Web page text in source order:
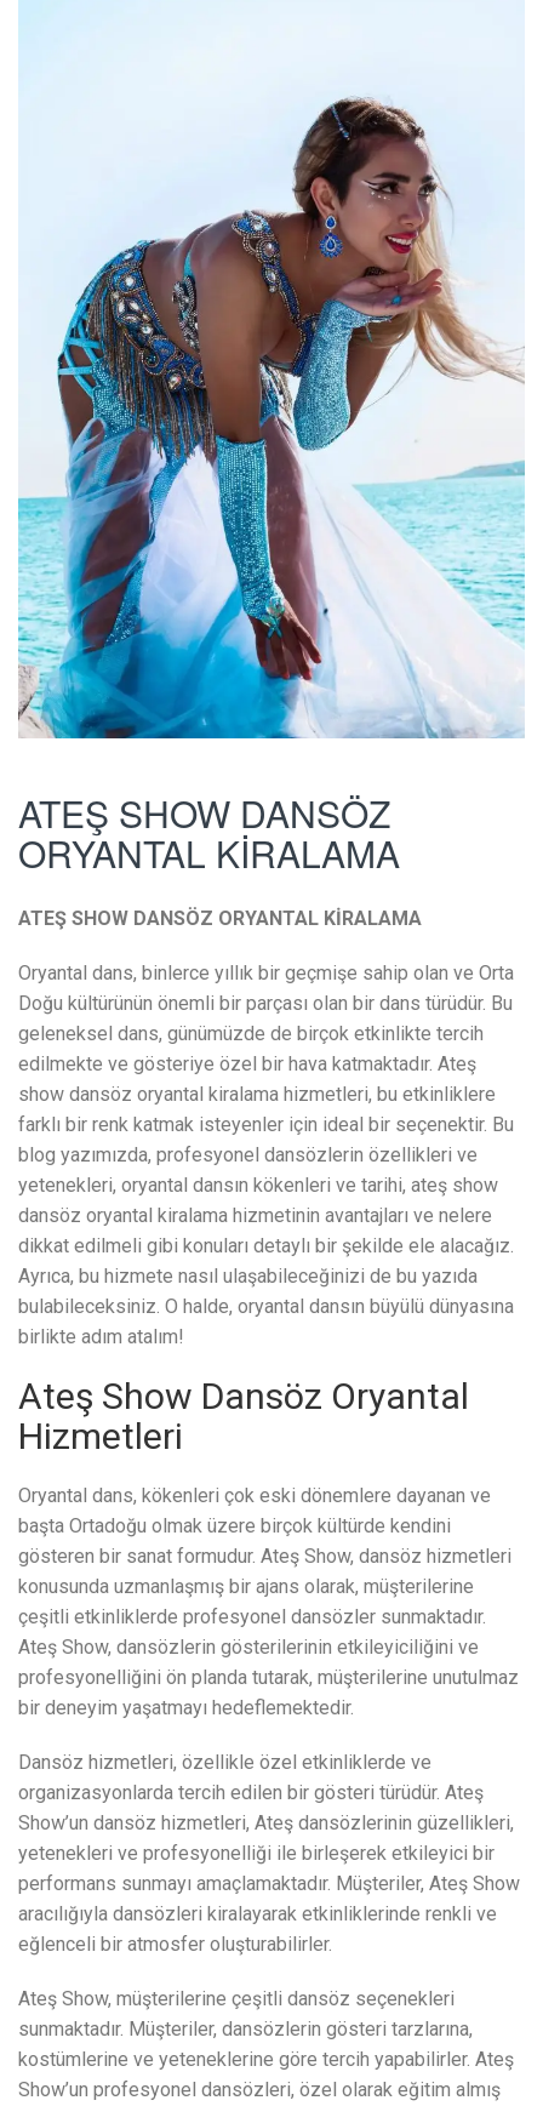
ATEŞ SHOW DANSÖZ
ORYANTAL KİRALAMA
ATEŞ SHOW DANSÖZ ORYANTAL KİRALAMA
Oryantal dans, binlerce yıllık bir geçmişe sahip olan ve Orta
Doğu kültürünün önemli bir parçası olan bir dans türüdür. Bu
geleneksel dans, günümüzde de birçok etkinlikte tercih
edilmekte ve gösteriye özel bir hava katmaktadır. Ateş
show dansöz oryantal kiralama hizmetleri, bu etkinliklere
farklı bir renk katmak isteyenler için ideal bir seçenektir. Bu
blog yazımızda, profesyonel dansözlerin özellikleri ve
yetenekleri, oryantal dansın kökenleri ve tarihi, ateş show
dansöz oryantal kiralama hizmetinin avantajları ve nelere
dikkat edilmeli gibi konuları detaylı bir şekilde ele alacağız.
Ayrıca, bu hizmete nasıl ulaşabileceğinizi de bu yazıda
bulabileceksiniz. O halde, oryantal dansın büyülü dünyasına
birlikte adım atalım!
Ateş Show Dansöz Oryantal
Hizmetleri
Oryantal dans, kökenleri çok eski dönemlere dayanan ve
başta Ortadoğu olmak üzere birçok kültürde kendini
gösteren bir sanat formudur. Ateş Show, dansöz hizmetleri
konusunda uzmanlaşmış bir ajans olarak, müşterilerine
çeşitli etkinliklerde profesyonel dansözler sunmaktadır.
Ateş Show, dansözlerin gösterilerinin etkileyiciliğini ve
profesyonelliğini ön planda tutarak, müşterilerine unutulmaz
bir deneyim yaşatmayı hedeflemektedir.
Dansöz hizmetleri, özellikle özel etkinliklerde ve
organizasyonlarda tercih edilen bir gösteri türüdür. Ateş
Show’un dansöz hizmetleri, Ateş dansözlerinin güzellikleri,
yetenekleri ve profesyonelliği ile birleşerek etkileyici bir
performans sunmayı amaçlamaktadır. Müşteriler, Ateş Show
aracılığıyla dansözleri kiralayarak etkinliklerinde renkli ve
eğlenceli bir atmosfer oluşturabilirler.
Ateş Show, müşterilerine çeşitli dansöz seçenekleri
sunmaktadır. Müşteriler, dansözlerin gösteri tarzlarına,
kostümlerine ve yeteneklerine göre tercih yapabilirler. Ateş
Show’un profesyonel dansözleri, özel olarak eğitim almış